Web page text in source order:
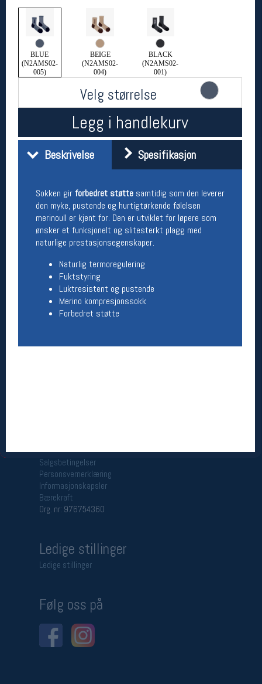
BLUE
(N2AMS02-
005)
BEIGE
(N2AMS02-
004)
BLACK
(N2AMS02-
001)
Velg størrelse
Legg i handlekurv
Beskrivelse Spesifikasjon
Sokken girforbedret støtte samtidig som den leverer
den myke, pustende og hurtigtørkende følelsen
merinoull er kjent for. Den er utviklet for løpere som
ønsker et funksjonelt og slitesterkt plagg med
naturlige prestasjonsegenskaper.
Naturlig termoregulering
Fuktstyring
Luktresistent og pustende
Merino kompresjonssokk
Forbedret støtte
Her finner du oss
Oslo Sportslager
Torggata 20
0183 Oslo
Telefon: 23 32 62 00
(telefontid man-fredag klokken 10-13)
Vis i kart
Åpningstider butikk
Man-Fredag:
11-18
Lørdag:
11-16
Team Oslo Sportslager
Magasinet
Medlemstilbud og aktiviteter
MELD DEG INN GRATIS
Man-Fredag:
11-18
Salgsbetingelser
Personsvernerklæring
Informasjonskapsler
Bærekraft
Org. nr: 976754360
Ledige stillinger
Ledige stillinger
Følg oss på